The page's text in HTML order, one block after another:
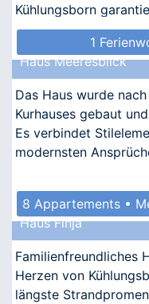
Kühlungsborn
nostalgischer Ch
1
Haus Meeresblick
Das Haus wurde
Kurhauses gebaut
Es verbindet
modernsten
8 Appartements •
Haus Finja
Familienfreundliches
Herzen von
längste